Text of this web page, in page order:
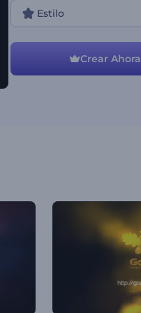
Estilo
Crear Ahora